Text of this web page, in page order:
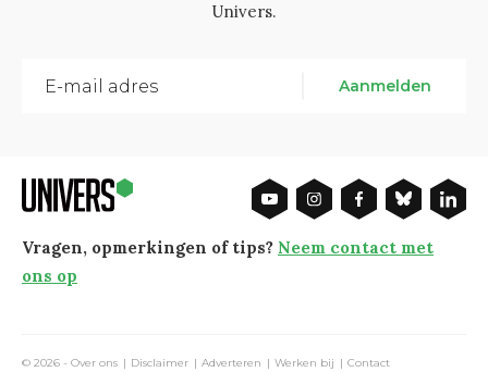
Univers.
Aanmelden
Vragen, opmerkingen of tips? Neem contact met
ons op
© 2026 - Over ons Disclaimer Adverteren Werken bij Contact